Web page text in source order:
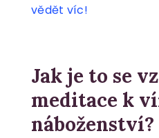
vědět víc!
Jak je to se
meditace k
náboženství?